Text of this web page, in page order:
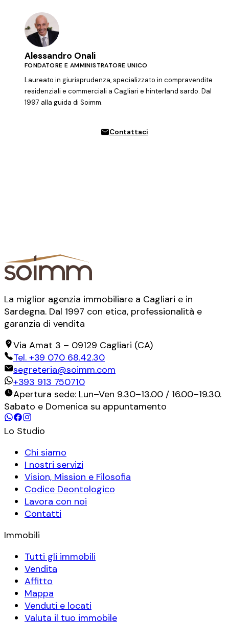
Alessandro Onali
FONDATORE E AMMINISTRATORE UNICO
Laureato in giurisprudenza, specializzato in compravendite
residenziali e commerciali a Cagliari e hinterland sardo. Dal
1997 alla guida di Soimm.
Contattaci
La miglior agenzia immobiliare a Cagliari e in
Sardegna. Dal 1997 con etica, professionalità e
garanzia di vendita
Via Amat 3 – 09129 Cagliari (CA)
Tel. +39 070 68.42.30
segreteria@soimm.com
+393 913 750710
Apertura sede: Lun–Ven 9.30–13.00 / 16.00–19.30.
Sabato e Domenica su appuntamento
Lo Studio
Chi siamo
I nostri servizi
Vision, Mission e Filosofia
Codice Deontologico
Lavora con noi
Contatti
Immobili
Tutti gli immobili
Vendita
Affitto
Mappa
Venduti e locati
Valuta il tuo immobile